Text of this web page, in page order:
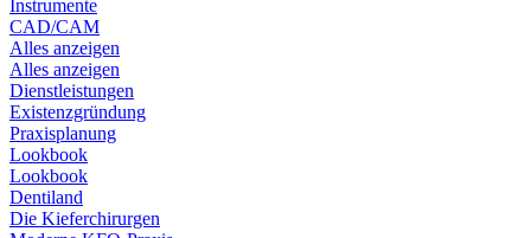
Instrumente
CAD/CAM
Alles anzeigen
Alles anzeigen
Dienstleistungen
Existenzgründung
Praxisplanung
Lookbook
Lookbook
Dentiland
Die Kieferchirurgen